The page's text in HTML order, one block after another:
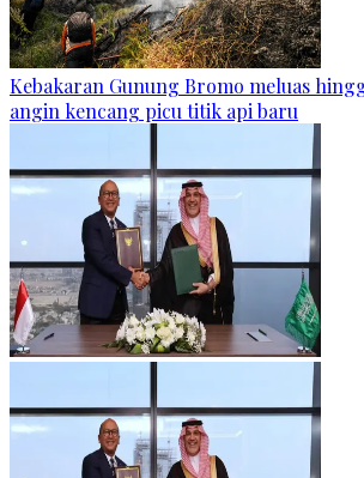
Kebakaran Gunung Bromo meluas
angin kencang picu titik api baru